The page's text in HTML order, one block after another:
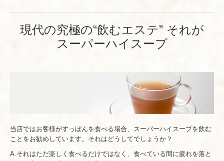
現代の究極の“飲むエステ” それが
スーパーハイスープ
当店ではお客様がすっぽんを食べる場合、スーパーハイスープを飲む
ことをお勧めしています。それはどうしてでしょうか？
A.それはただ楽しく食べるだけではなく、食べている間に疲れを落と